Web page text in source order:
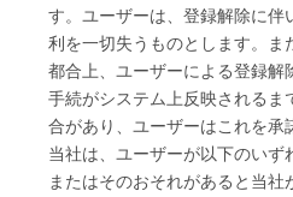
す。ユーザーは、登録解除に伴
利を一切失うものとします。ま
都合上、ユーザーによる登録解
手続がシステム上反映されるま
合があり、ユーザーはこれを承
当社は、ユーザーが以下のいず
またはそのおそれがあると当